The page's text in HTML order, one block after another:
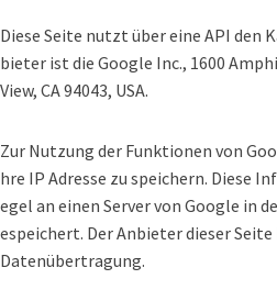
Diese Seite nutzt über eine API den
bieter ist die Google Inc., 1600
View, CA 94043, USA.
Zur Nutzung der Funktionen von
hre IP Adresse zu speichern. Diese
egel an einen Server von Google in
espeichert. Der Anbieter dieser
Datenübertragung.